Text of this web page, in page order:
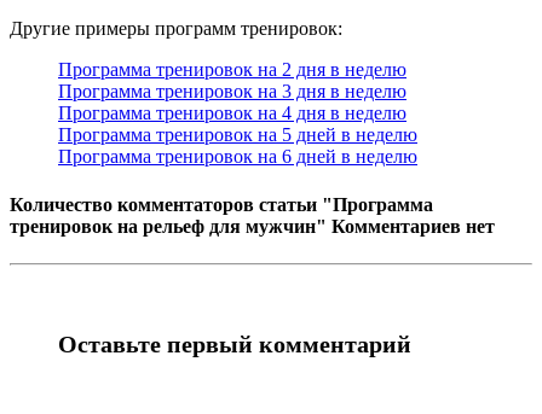
Другие примеры программ тренировок:
Программа тренировок на 2 дня в неделю
Программа тренировок на 3 дня в неделю
Программа тренировок на 4 дня в неделю
Программа тренировок на 5 дней в неделю
Программа тренировок на 6 дней в неделю
Количество комментаторов статьи "Программа
тренировок на рельеф для мужчин" Комментариев нет
Оставьте первый комментарий